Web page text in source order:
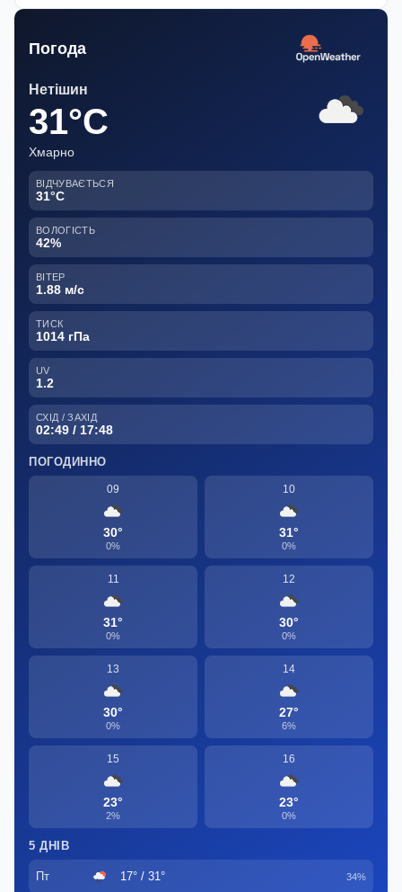
Погода
Нетішин
31°C
Хмарно
ВІДЧУВАЄТЬСЯ
31°C
ВОЛОГІСТЬ
42%
ВІТЕР
1.88 м/с
ТИСК
1014 гПа
UV
1.2
СХІД / ЗАХІД
02:49 / 17:48
ПОГОДИННО
09
30°
0%
10
31°
0%
11
31°
0%
12
30°
0%
13
30°
0%
14
27°
6%
15
23°
2%
16
23°
0%
5 ДНІВ
Пт 17° / 31° 34%